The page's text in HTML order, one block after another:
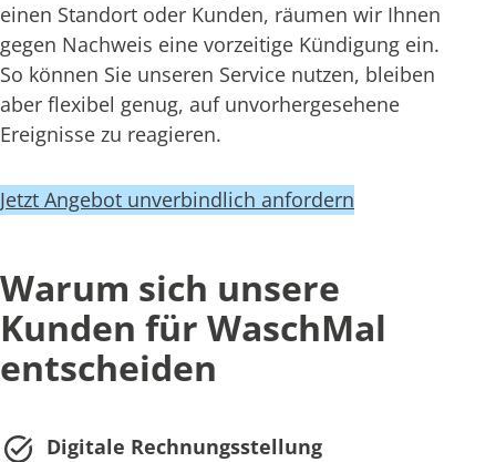
einen Standort oder Kunden, räumen wir Ihnen
gegen Nachweis eine vorzeitige Kündigung ein.
So können Sie unseren Service nutzen, bleiben
aber flexibel genug, auf unvorhergesehene
Ereignisse zu reagieren.
Jetzt Angebot unverbindlich anfordern
Warum sich unsere
Kunden für WaschMal
entscheiden
Digitale Rechnungsstellung